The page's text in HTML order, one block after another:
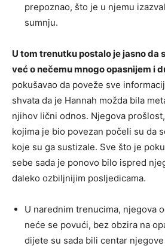
prepoznao, što je u njemu
sumnju.
U tom trenutku postalo je jasno da
već o nečemu mnogo opasnijem i
pokušavao da poveže sve
shvata da je Hannah možda bila
njihov lični odnos. Njegova
kojima je bio povezan počeli su da
koje su ga sustizale. Sve što je
sebe sada je ponovo bilo ispred
daleko ozbiljnijim posljedicama.
U narednim trenucima, njegova
neće se povući, bez obzira na
dijete su sada bili centar